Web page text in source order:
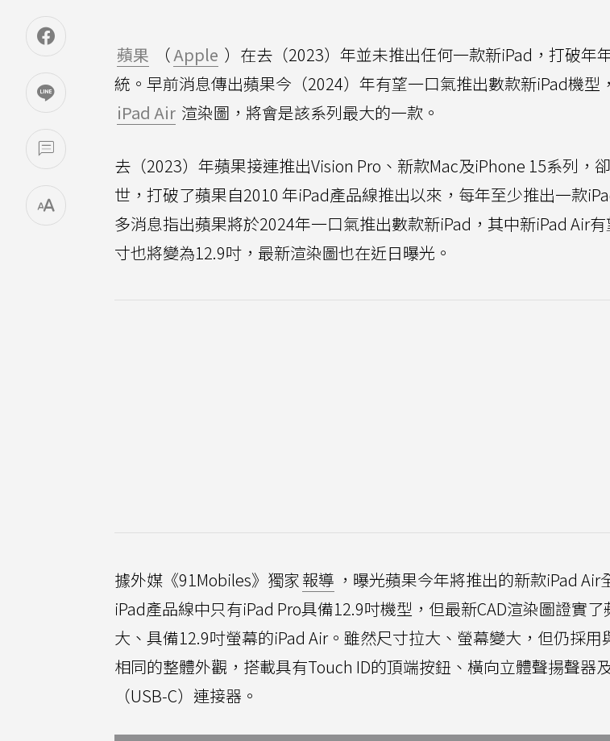
蘋果 （Apple ）在去（2023）年並未推出任何一款新iPad，打破年
統。早前消息傳出蘋果今（2024）年有望一口氣推出數款新iPad機型
iPad Air 渲染圖，將會是該系列最大的一款。
去（2023）年蘋果接連推出Vision Pro、新款Mac及iPhone 15系列，
世，打破了蘋果自2010 年iPad產品線推出以來，每年至少推出一款
多消息指出蘋果將於2024年一口氣推出數款新iPad，其中新iPad Air
寸也將變為12.9吋，最新渲染圖也在近日曝光。
據外媒《91Mobiles》獨家 報導 ，曝光蘋果今年將推出的新款iPad Air
iPad產品線中只有iPad Pro具備12.9吋機型，但最新CAD渲染圖證實
大、具備12.9吋螢幕的iPad Air。雖然尺寸拉大、螢幕變大，但仍採用
相同的整體外觀，搭載具有Touch ID的頂端按鈕、橫向立體聲揚聲器
（USB‑C）連接器。